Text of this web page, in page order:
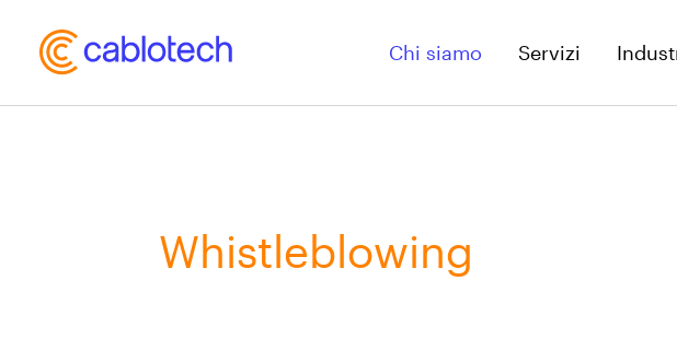
Chi siamo Servizi
Whistleblowing